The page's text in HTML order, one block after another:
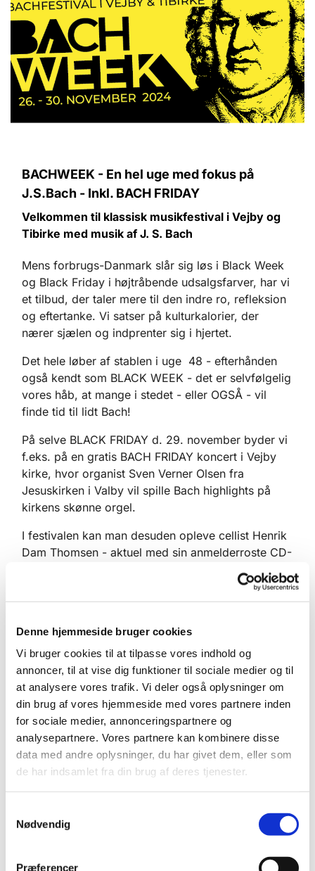
Denne hjemmeside bruger cookies
Vi bruger cookies til at tilpasse vores indhold og
annoncer, til at vise dig funktioner til sociale medier og til
at analysere vores trafik. Vi deler også oplysninger om
din brug af vores hjemmeside med vores partnere inden
for sociale medier, annonceringspartnere og
analysepartnere. Vores partnere kan kombinere disse
data med andre oplysninger, du har givet dem, eller som
de har indsamlet fra din brug af deres tjenester.
Nødvendig
Præferencer
BACHWEEK - En hel uge med fokus på
J.S.Bach - Inkl. BACH FRIDAY
Velkommen til klassisk musikfestival i Vejby og
Tibirke med musik af J. S. Bach
Mens forbrugs-Danmark slår sig løs i Black Week
og Black Friday i højtråbende udsalgsfarver, har vi
et tilbud, der taler mere til den indre ro, refleksion
og eftertanke. Vi satser på kulturkalorier, der
nærer sjælen og indprenter sig i hjertet.
Det hele løber af stablen i uge 48 - efterhånden
også kendt som BLACK WEEK - det er selvfølgelig
vores håb, at mange i stedet - eller OGSÅ - vil
finde tid til lidt Bach!
På selve BLACK FRIDAY d. 29. november byder vi
f.eks. på en gratis BACH FRIDAY koncert i Vejby
kirke, hvor organist Sven Verner Olsen fra
Jesuskirken i Valby vil spille Bach highlights på
kirkens skønne orgel.
I festivalen kan man desuden opleve cellist Henrik
Dam Thomsen - aktuel med sin anmelderroste CD-
Danmarks førende organist Bine Bryndorf spille
orgelværker af Bach suppleret af orgelmusik af
Cour, vokalensemblet Theatre of Voices opføre to
af Bachs motetter, og den eksperimenterende,
prisbelønnede musiker og komponist Josefine
Opsahl spille egne værker inspireret af J. S. Bach.
Læs meget mere om de enkelt arrangementer og
koncerter på
www.bachweek.dk
, hvorfra der også
kan købes billetter.
Selvfølgelig findes også hele programmet her på
kirkernes hjemmeside - Tjek menupunktet
Michael Bojesen, organist i Vejby og Tibirke kirker
- og initiativtager og kunstnerisk ansvarlig for